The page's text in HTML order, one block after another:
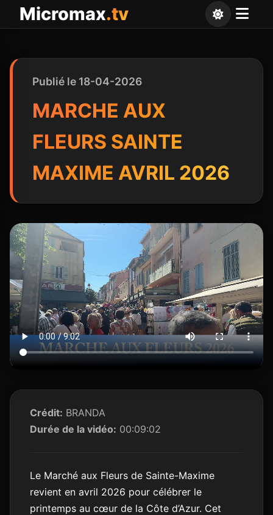
Micromax.tv
Publié le 18-04-2026
MARCHE AUX
FLEURS SAINTE
MAXIME AVRIL 2026
Crédit: BRANDA
Durée de la vidéo: 00:09:02
Le Marché aux Fleurs de Sainte-Maxime
revient en avril 2026 pour célébrer le
printemps au cœur de la Côte d’Azur. Cet
Panneau de gestion des cookies